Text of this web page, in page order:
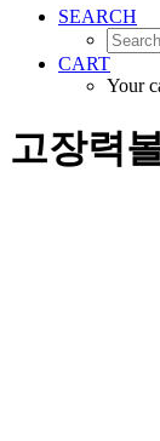
SEARCH
CART
Your
고장력